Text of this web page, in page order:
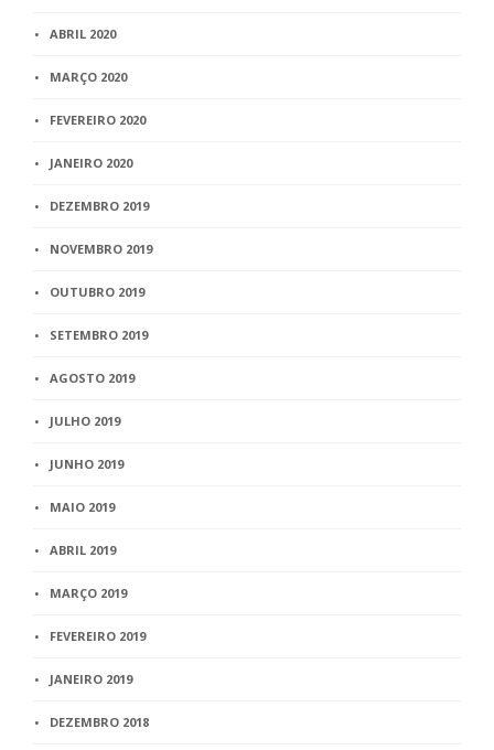
ABRIL 2020
MARÇO 2020
FEVEREIRO 2020
JANEIRO 2020
DEZEMBRO 2019
NOVEMBRO 2019
OUTUBRO 2019
SETEMBRO 2019
AGOSTO 2019
JULHO 2019
JUNHO 2019
MAIO 2019
ABRIL 2019
MARÇO 2019
FEVEREIRO 2019
JANEIRO 2019
DEZEMBRO 2018